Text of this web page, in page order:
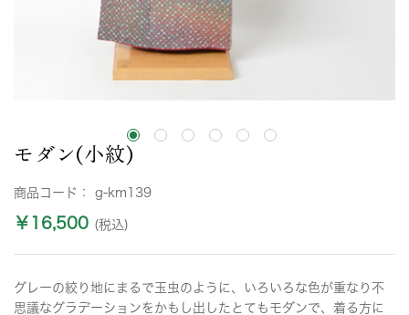
モダン(小紋)
商品コード： g-km139
￥16,500 (税込)
グレーの絞り地にまるで玉虫のように、いろいろな色が重なり不
思議なグラデーションをかもし出したとてもモダンで、着る方に